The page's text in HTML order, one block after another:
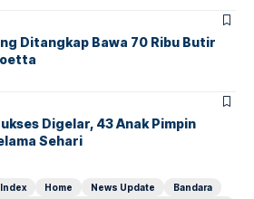
Ditangkap Bawa 70 Ribu Butir
Digelar, 43 Anak Pimpin
Sehari
Index Home News Update
Bandara